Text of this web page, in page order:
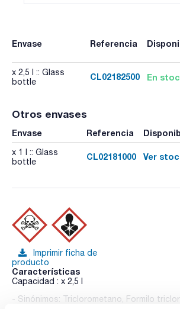
Envase Referencia
x 2,5 l :: Glass
bottle
CL02182500 En
Otros envases
Envase Referencia
x 1 l :: Glass
bottle
CL02181000 Ver
Imprimir ficha de
producto
Características
Capacidad : x 2,5 l
- Sinónimos: Triclorometano, Formilo